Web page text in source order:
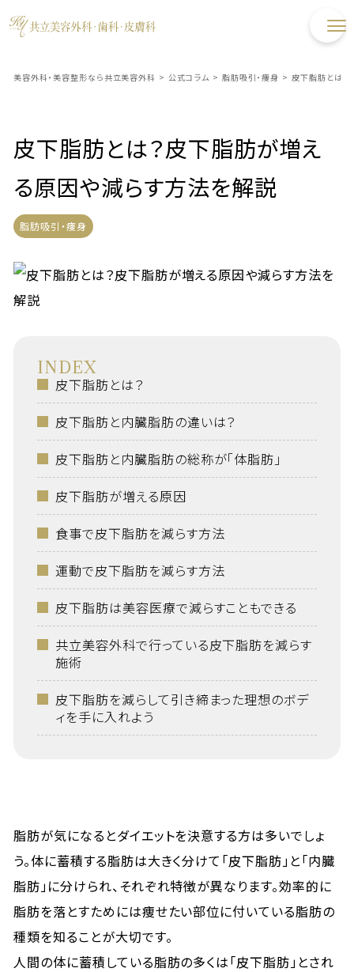
美容外科・美容整形なら共立美容外科 > 公式コラム > 脂肪吸引・痩身 > 皮下脂肪とは？
皮下脂肪とは？皮下脂肪が増え
る原因や減らす方法を解説
脂肪吸引・痩身
INDEX
皮下脂肪とは？
皮下脂肪と内臓脂肪の違いは？
皮下脂肪と内臓脂肪の総称が「体脂肪」
皮下脂肪が増える原因
食事で皮下脂肪を減らす方法
運動で皮下脂肪を減らす方法
皮下脂肪は美容医療で減らすこともできる
共立美容外科で行っている皮下脂肪を減らす
施術
皮下脂肪を減らして引き締まった理想のボデ
ィを手に入れよう
脂肪が気になるとダイエットを決意する方は多いでしょ
う。体に蓄積する脂肪は大きく分けて「皮下脂肪」と「内臓
脂肪」に分けられ、それぞれ特徴が異なります。効率的に
脂肪を落とすためには痩せたい部位に付いている脂肪の
種類を知ることが大切です。
人間の体に蓄積している脂肪の多くは「皮下脂肪」とされ